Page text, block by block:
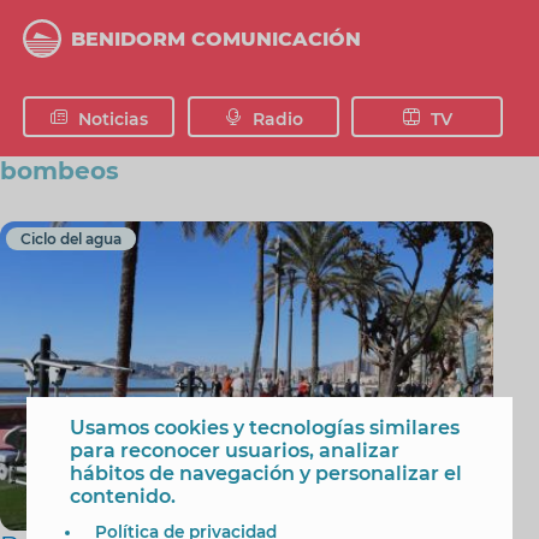
contenido
BENIDORM COMUNICACIÓN
Noticias Radio TV
bombeos
Ciclo del agua
Usamos cookies y tecnologías similares
para reconocer usuarios, analizar
hábitos de navegación y personalizar el
contenido.
Política de privacidad